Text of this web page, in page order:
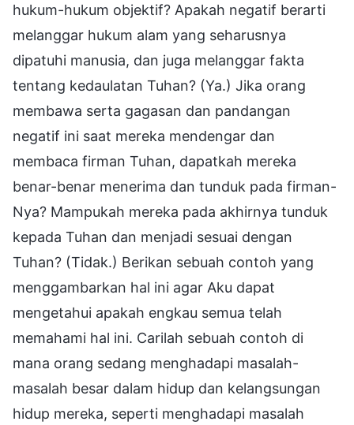
hukum-hukum objektif? Apakah negatif berarti
melanggar hukum alam yang seharusnya
dipatuhi manusia, dan juga melanggar fakta
tentang kedaulatan Tuhan? (Ya.) Jika orang
membawa serta gagasan dan pandangan
negatif ini saat mereka mendengar dan
membaca firman Tuhan, dapatkah mereka
benar-benar menerima dan tunduk pada firman-
Nya? Mampukah mereka pada akhirnya tunduk
kepada Tuhan dan menjadi sesuai dengan
Tuhan? (Tidak.) Berikan sebuah contoh yang
menggambarkan hal ini agar Aku dapat
mengetahui apakah engkau semua telah
memahami hal ini. Carilah sebuah contoh di
mana orang sedang menghadapi masalah-
masalah besar dalam hidup dan kelangsungan
hidup mereka, seperti menghadapi masalah